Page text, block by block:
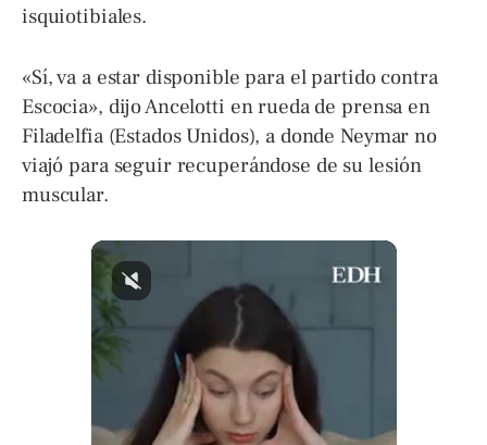
isquiotibiales.
«Sí, va a estar disponible para el partido contra
Escocia», dijo Ancelotti en rueda de prensa en
Filadelfia (Estados Unidos), a donde Neymar no
viajó para seguir recuperándose de su lesión
muscular.